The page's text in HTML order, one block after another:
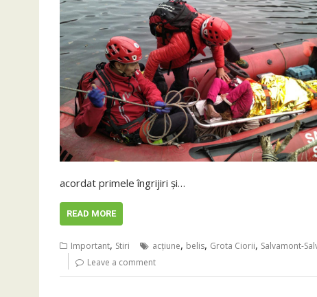
acordat primele îngrijiri și…
READ MORE
Important, Stiri acţiune, belis, Grota Ciorii, Salvamont-
Leave a comment